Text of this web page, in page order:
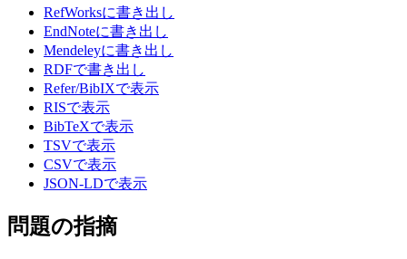
RefWorksに書き出し
EndNoteに書き出し
Mendeleyに書き出し
RDFで書き出し
Refer/BibIXで表示
RISで表示
BibTeXで表示
TSVで表示
CSVで表示
JSON-LDで表示
問題の指摘